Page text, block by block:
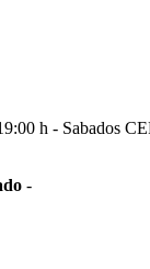
h - Sabados
-